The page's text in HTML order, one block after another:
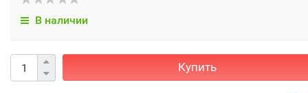
В наличии
Купить